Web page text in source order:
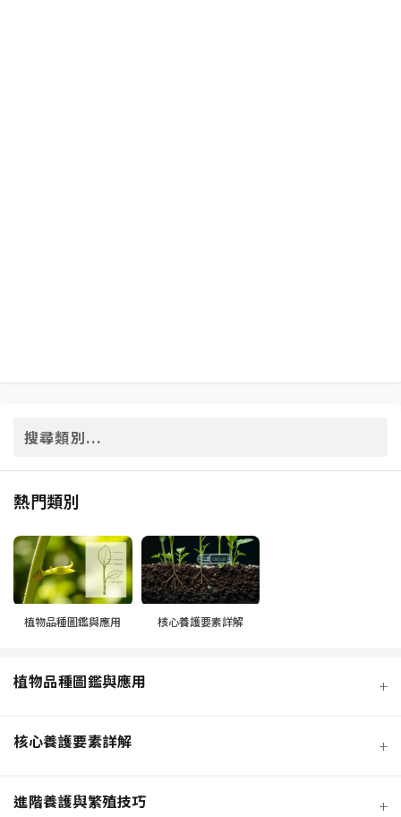
熱門類別
植物品種圖鑑與應用 核心養護要素詳解
植物品種圖鑑與應用 +
核心養護要素詳解 +
進階養護與繁殖技巧 +